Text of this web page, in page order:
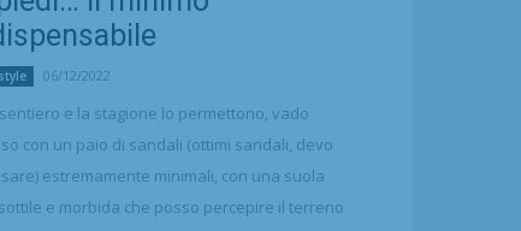
06/12/2022
e la stagione lo permettono, vado
con un paio di sandali (ottimi sandali, devo
estremamente minimali, con una suola
e morbida che posso percepire il terreno